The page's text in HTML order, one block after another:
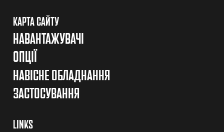
КАРТА САЙТУ
НАВАНТАЖУВАЧІ
ОПЦІЇ
НАВІСНЕ ОБЛАДНАННЯ
ЗАСТОСУВАННЯ
LINKS